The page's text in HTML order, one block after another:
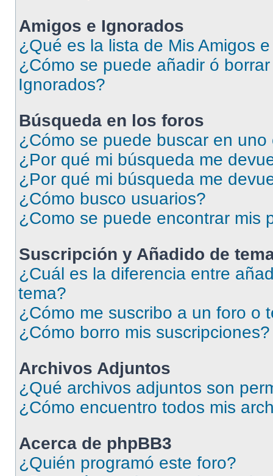
Amigos e Ignorados
¿Qué es la lista de Mis Amigos
¿Cómo se puede añadir ó
Ignorados?
Búsqueda en los foros
¿Cómo se puede buscar en uno
¿Por qué mi búsqueda me
¿Por qué mi búsqueda me
¿Cómo busco usuarios?
¿Como se puede encontrar mis
Suscripción y Añadido de
¿Cuál es la diferencia entre
tema?
¿Cómo me suscribo a un foro o
¿Cómo borro mis suscripciones?
Archivos Adjuntos
¿Qué archivos adjuntos son
¿Cómo encuentro todos mis
Acerca de phpBB3
¿Quién programó este foro?